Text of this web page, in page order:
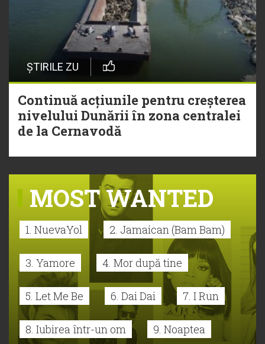
ȘTIRILE ZU
Continuă acțiunile pentru creșterea
nivelului Dunării în zona centralei
de la Cernavodă
MOST WANTED
1. NuevaYol 2. Jamaican (Bam Bam)
3. Yamore 4. Mor după tine
5. Let Me Be 6. Dai Dai 7. I Run
8. Iubirea într-un om 9. Noaptea